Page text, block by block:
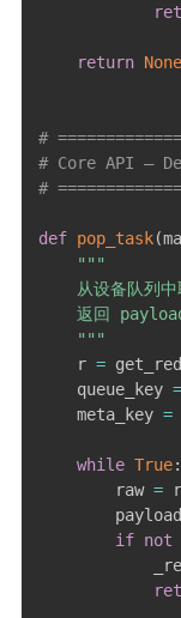
return None
#
# Core API —
#
def pop_task(
"""
从设备队列中
返回
    """
    r
=
    queue_key
=
    meta_key
=
while True:
        raw
= r
        payload
if not